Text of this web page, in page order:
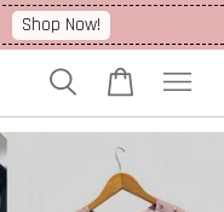
Shop Now!